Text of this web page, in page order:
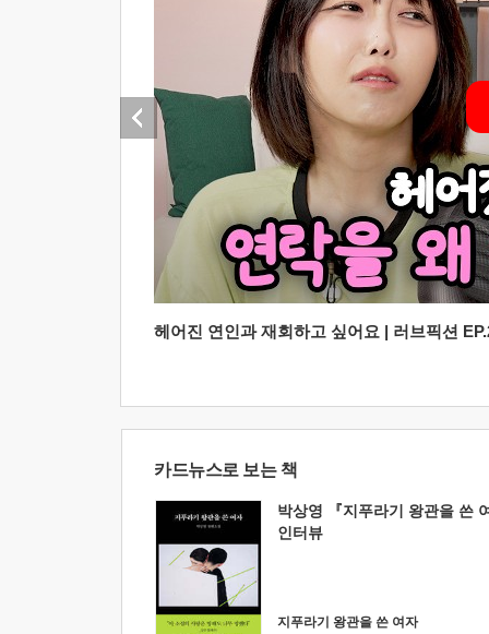
헤어진 연인과 재회하고 싶어요 | 러브픽션
카드뉴스로 보는 책
박상영 『지푸라기 왕관을 쓴
인터뷰
지푸라기 왕관을 쓴 여자